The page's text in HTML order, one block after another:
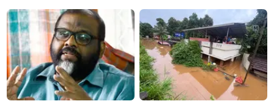
കർഷകർ